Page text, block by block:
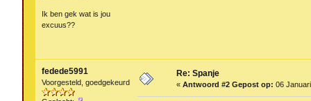
Ik ben gek wat is jou
excuus??
fedede5991
Voorgesteld, goedgekeurd
Re: Spanje
« Antwoord #2 Gepost op: 06